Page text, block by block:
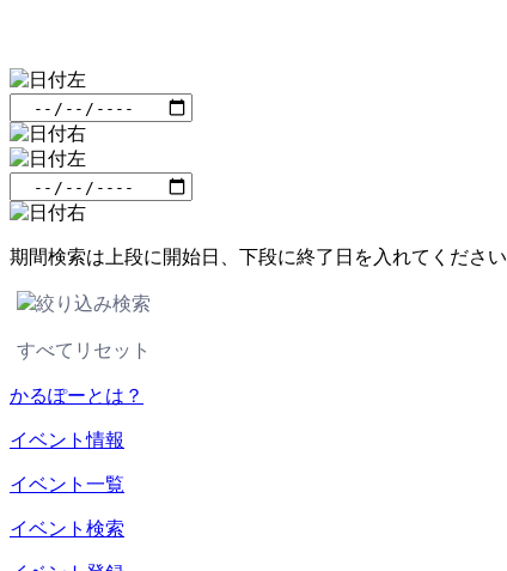
期間検索は上段に開始日、下段に終了日を入れてください
絞り込み検索
すべてリセット
かるぽーとは？
イベント情報
イベント一覧
イベント検索